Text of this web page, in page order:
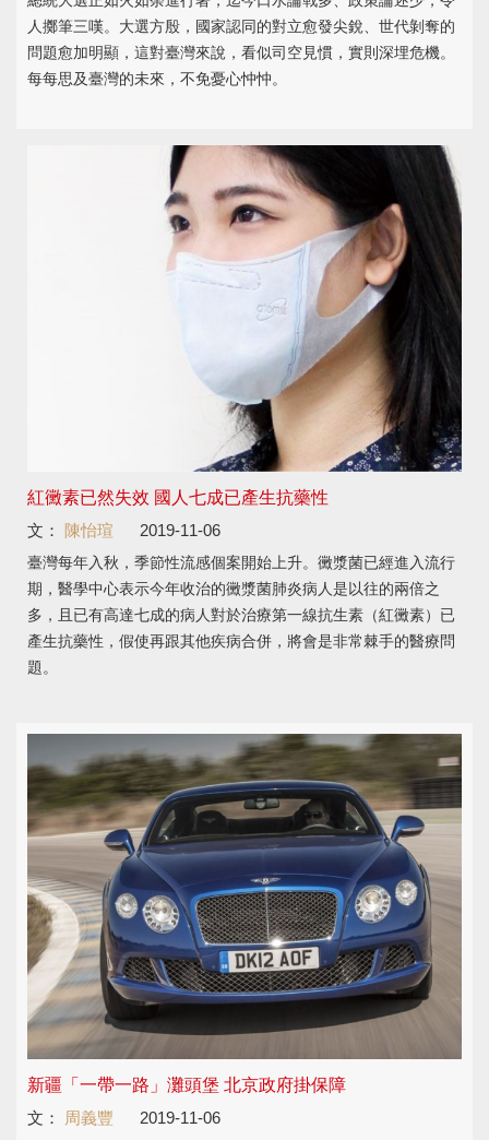
人擲筆三嘆。大選方殷，國家認同的對立愈發尖銳、世代剝奪的
問題愈加明顯，這對臺灣來說，看似司空見慣，實則深埋危機。
每每思及臺灣的未來，不免憂心忡忡。
紅黴素已然失效 國人七成已產生抗藥性
文：
陳怡瑄 2019-11-06
臺灣每年入秋，季節性流感個案開始上升。黴漿菌已經進入流行
期，醫學中心表示今年收治的黴漿菌肺炎病人是以往的兩倍之
多，且已有高達七成的病人對於治療第一線抗生素（紅黴素）已
產生抗藥性，假使再跟其他疾病合併，將會是非常棘手的醫療問
題。
新疆「一帶一路」灘頭堡 北京政府掛保障
文：
周義豐 2019-11-06